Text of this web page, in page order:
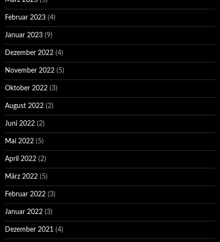
Februar 2023 (4)
Januar 2023 (9)
Dezember 2022 (4)
November 2022 (5)
Oktober 2022 (3)
August 2022 (2)
Juni 2022 (2)
Mai 2022 (5)
April 2022 (2)
März 2022 (5)
Februar 2022 (3)
Januar 2022 (3)
Dezember 2021 (4)